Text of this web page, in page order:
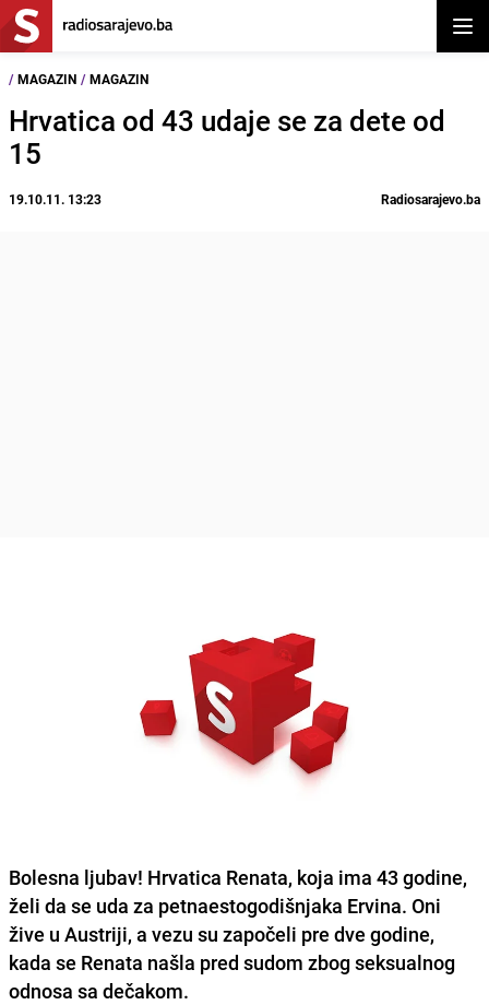
/ MAGAZIN / MAGAZIN
Hrvatica od 43 udaje se za dete od
15
19.10.11. 13:23 Radiosarajevo.ba
Bolesna ljubav! Hrvatica Renata, koja ima 43 godine,
želi da se uda za petnaestogodišnjaka Ervina. Oni
žive u Austriji, a vezu su započeli pre dve godine,
kada se Renata našla pred sudom zbog seksualnog
odnosa sa dečakom.